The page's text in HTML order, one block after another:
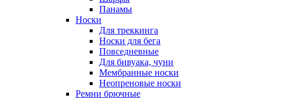
Панамы
Носки
Для треккинга
Носки для бега
Повседневные
Для бивуака, чуни
Мембранные носки
Неопреновые носки
Ремни брючные